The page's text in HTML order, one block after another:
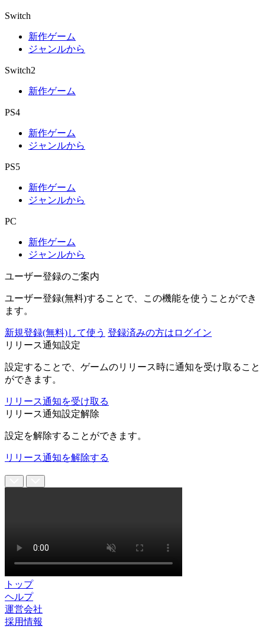
Switch
新作ゲーム
ジャンルから
Switch2
新作ゲーム
PS4
新作ゲーム
ジャンルから
PS5
新作ゲーム
ジャンルから
PC
新作ゲーム
ジャンルから
ユーザー登録のご案内
ユーザー登録(無料)することで、この機能を使うことができ
ます。
新規登録(無料)して使う 登録済みの方はログイン
リリース通知設定
設定することで、ゲームのリリース時に通知を受け取ること
ができます。
リリース通知を受け取る
リリース通知設定解除
設定を解除することができます。
リリース通知を解除する
トップ
ヘルプ
運営会社
採用情報